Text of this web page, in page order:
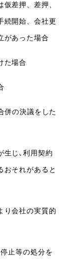
差押、差押、
続開始、会社更
があった場合
た場合
併の決議をした
生じ､利用契約
おそれがあると
り会社の実質的
止等の処分を